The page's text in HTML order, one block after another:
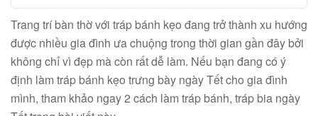
Trang trí bàn thờ với tráp bánh kẹo đang trở thành xu hướng
được nhiều gia đình ưa chuộng trong thời gian gần đây bởi
không chỉ vì đẹp mà còn rất dễ làm. Nếu bạn đang có ý
định làm tráp bánh kẹo trưng bày ngày Tết cho gia đình
mình, tham khảo ngay 2 cách làm tráp bánh, tráp bia ngày